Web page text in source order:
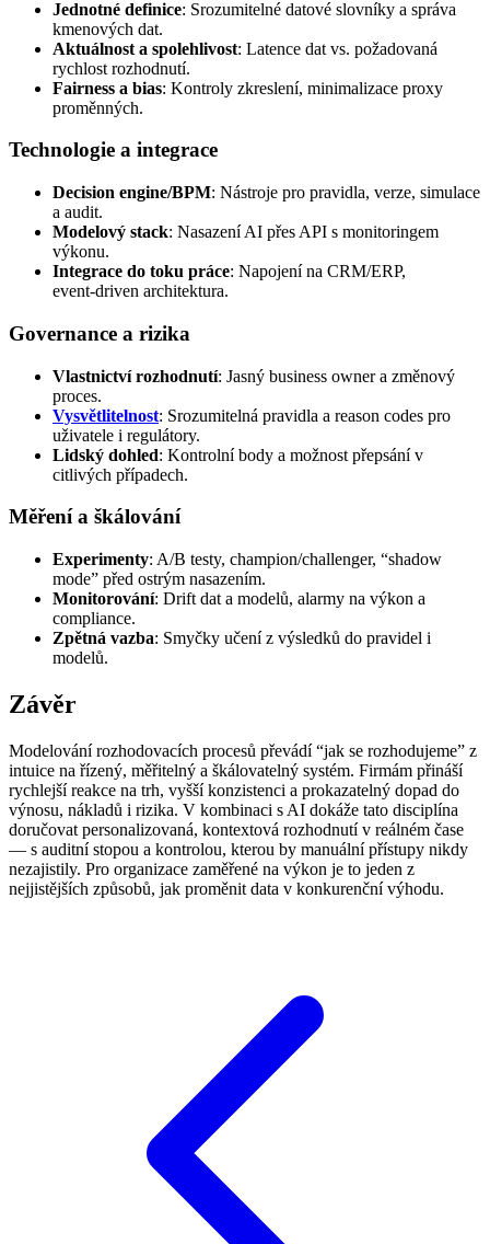
Jednotné definice: Srozumitelné datové slovníky a správa
kmenových dat.
Aktuálnost a spolehlivost: Latence dat vs. požadovaná
rychlost rozhodnutí.
Fairness a bias: Kontroly zkreslení, minimalizace proxy
proměnných.
Technologie a integrace
Decision engine/BPM: Nástroje pro pravidla, verze, simulace
a audit.
Modelový stack: Nasazení AI přes API s monitoringem
výkonu.
Integrace do toku práce: Napojení na CRM/ERP,
event‑driven architektura.
Governance a rizika
Vlastnictví rozhodnutí: Jasný business owner a změnový
proces.
Vysvětlitelnost: Srozumitelná pravidla a reason codes pro
uživatele i regulátory.
Lidský dohled: Kontrolní body a možnost přepsání v
citlivých případech.
Měření a škálování
Experimenty: A/B testy, champion/challenger, “shadow
mode” před ostrým nasazením.
Monitorování: Drift dat a modelů, alarmy na výkon a
compliance.
Zpětná vazba: Smyčky učení z výsledků do pravidel i
modelů.
Závěr
Modelování rozhodovacích procesů převádí “jak se rozhodujeme” z
intuice na řízený, měřitelný a škálovatelný systém. Firmám přináší
rychlejší reakce na trh, vyšší konzistenci a prokazatelný dopad do
výnosu, nákladů i rizika. V kombinaci s AI dokáže tato disciplína
doručovat personalizovaná, kontextová rozhodnutí v reálném čase
— s auditní stopou a kontrolou, kterou by manuální přístupy nikdy
nezajistily. Pro organizace zaměřené na výkon je to jeden z
nejjistějších způsobů, jak proměnit data v konkurenční výhodu.